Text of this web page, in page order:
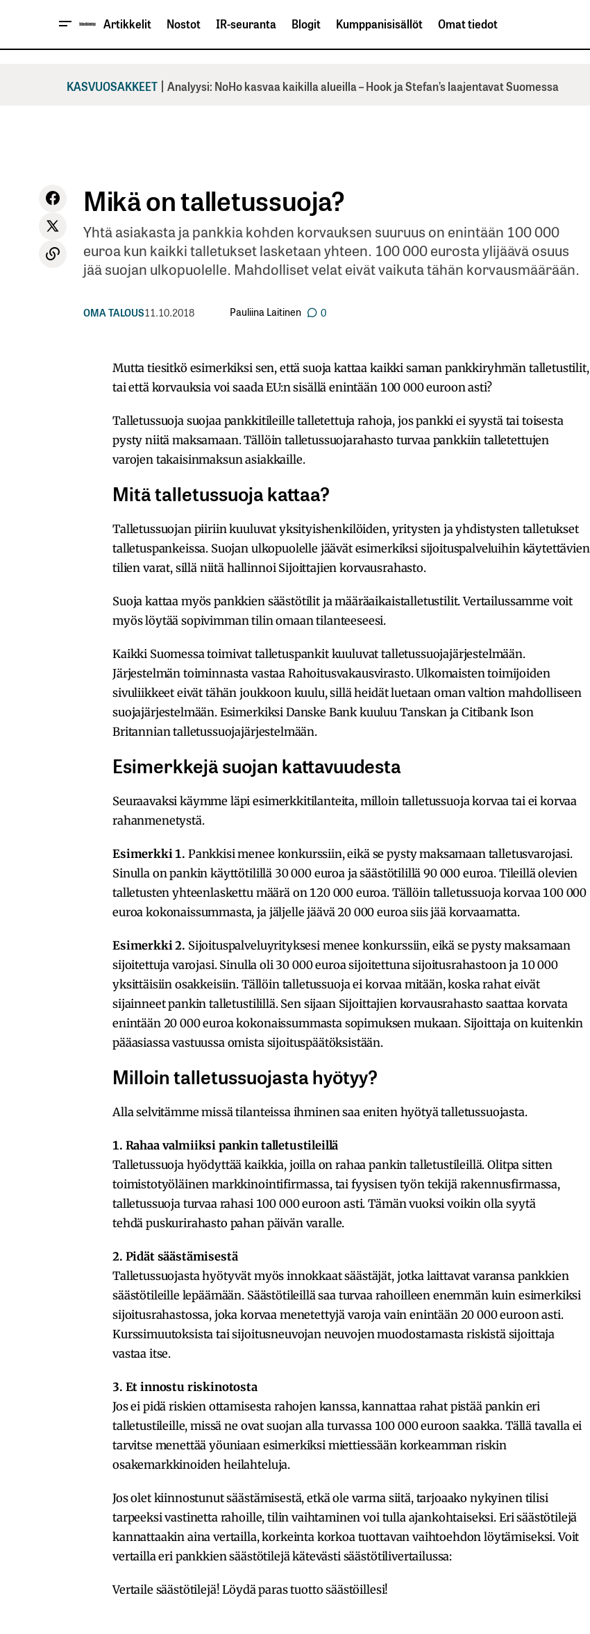
Artikkelit Nostot IR-seuranta Blogit Kumppanisisällöt Omat tiedot
KASVUOSAKKEET | Analyysi: NoHo kasvaa kaikilla alueilla – Hook ja Stefan’s laajentavat Suomessa
Mikä on talletussuoja?
Yhtä asiakasta ja pankkia kohden korvauksen suuruus on enintään 100 000
euroa kun kaikki talletukset lasketaan yhteen. 100 000 eurosta ylijäävä osuus
jää suojan ulkopuolelle. Mahdolliset velat eivät vaikuta tähän korvausmäärään.
OMA TALOUS11.10.2018 Pauliina Laitinen 0
Mutta tiesitkö esimerkiksi sen, että suoja kattaa kaikki saman pankkiryhmän talletustilit,
tai että korvauksia voi saada EU:n sisällä enintään 100 000 euroon asti?
Talletussuoja suojaa pankkitileille talletettuja rahoja, jos pankki ei syystä tai toisesta
pysty niitä maksamaan. Tällöin talletussuojarahasto turvaa pankkiin talletettujen
varojen takaisinmaksun asiakkaille.
Mitä talletussuoja kattaa?
Talletussuojan piiriin kuuluvat yksityishenkilöiden, yritysten ja yhdistysten talletukset
talletuspankeissa. Suojan ulkopuolelle jäävät esimerkiksi sijoituspalveluihin käytettävien
tilien varat, sillä niitä hallinnoi Sijoittajien korvausrahasto.
Suoja kattaa myös pankkien säästötilit ja määräaikaistalletustilit. Vertailussamme voit
myös löytää sopivimman tilin omaan tilanteeseesi.
Kaikki Suomessa toimivat talletuspankit kuuluvat talletussuojajärjestelmään.
Järjestelmän toiminnasta vastaa Rahoitusvakausvirasto. Ulkomaisten toimijoiden
sivuliikkeet eivät tähän joukkoon kuulu, sillä heidät luetaan oman valtion mahdolliseen
suojajärjestelmään. Esimerkiksi Danske Bank kuuluu Tanskan ja Citibank Ison
Britannian talletussuojajärjestelmään.
Esimerkkejä suojan kattavuudesta
Seuraavaksi käymme läpi esimerkkitilanteita, milloin talletussuoja korvaa tai ei korvaa
rahanmenetystä.
Esimerkki 1. Pankkisi menee konkurssiin, eikä se pysty maksamaan talletusvarojasi.
Sinulla on pankin käyttötilillä 30 000 euroa ja säästötilillä 90 000 euroa. Tileillä olevien
talletusten yhteenlaskettu määrä on 120 000 euroa. Tällöin talletussuoja korvaa 100 000
euroa kokonaissummasta, ja jäljelle jäävä 20 000 euroa siis jää korvaamatta.
Esimerkki 2. Sijoituspalveluyrityksesi menee konkurssiin, eikä se pysty maksamaan
sijoitettuja varojasi. Sinulla oli 30 000 euroa sijoitettuna sijoitusrahastoon ja 10 000
yksittäisiin osakkeisiin. Tällöin talletussuoja ei korvaa mitään, koska rahat eivät
sijainneet pankin talletustilillä. Sen sijaan Sijoittajien korvausrahasto saattaa korvata
enintään 20 000 euroa kokonaissummasta sopimuksen mukaan. Sijoittaja on kuitenkin
pääasiassa vastuussa omista sijoituspäätöksistään.
Milloin talletussuojasta hyötyy?
Alla selvitämme missä tilanteissa ihminen saa eniten hyötyä talletussuojasta.
1. Rahaa valmiiksi pankin talletustileillä
Talletussuoja hyödyttää kaikkia, joilla on rahaa pankin talletustileillä. Olitpa sitten
toimistotyöläinen markkinointifirmassa, tai fyysisen työn tekijä rakennusfirmassa,
talletussuoja turvaa rahasi 100 000 euroon asti. Tämän vuoksi voikin olla syytä
tehdä puskurirahasto pahan päivän varalle.
2. Pidät säästämisestä
Talletussuojasta hyötyvät myös innokkaat säästäjät, jotka laittavat varansa pankkien
säästötileille lepäämään. Säästötileillä saa turvaa rahoilleen enemmän kuin esimerkiksi
sijoitusrahastossa, joka korvaa menetettyjä varoja vain enintään 20 000 euroon asti.
Kurssimuutoksista tai sijoitusneuvojan neuvojen muodostamasta riskistä sijoittaja
vastaa itse.
3. Et innostu riskinotosta
Jos ei pidä riskien ottamisesta rahojen kanssa, kannattaa rahat pistää pankin eri
talletustileille, missä ne ovat suojan alla turvassa 100 000 euroon saakka. Tällä tavalla ei
tarvitse menettää yöuniaan esimerkiksi miettiessään korkeamman riskin
osakemarkkinoiden heilahteluja.
Jos olet kiinnostunut säästämisestä, etkä ole varma siitä, tarjoaako nykyinen tilisi
tarpeeksi vastinetta rahoille, tilin vaihtaminen voi tulla ajankohtaiseksi. Eri säästötilejä
kannattaakin aina vertailla, korkeinta korkoa tuottavan vaihtoehdon löytämiseksi. Voit
vertailla eri pankkien säästötilejä kätevästi säästötilivertailussa:
Vertaile säästötilejä! Löydä paras tuotto säästöillesi!